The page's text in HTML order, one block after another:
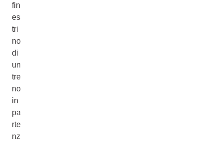
fin
es
tri
no
di
un
tre
no
in
pa
rte
nz